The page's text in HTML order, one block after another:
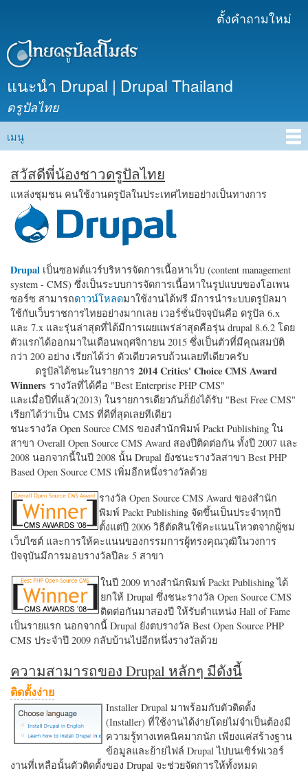
เนื้อหา
ตั้งคำถามใหม่
แนะนำ Drupal | Drupal Thailand
ดรูปัลไทย
Main menu
เมนู
สวัสดีพี่น้องชาวดรูปัลไทย
แหล่งชุมชน คนใช้งานดรูปัลในประเทศไทยอย่างเป็นทางการ
Drupal เป็นซอฟต์แวร์บริหารจัดการเนื้อหาเว็บ (content management
system - CMS) ซึ่งเป็นระบบการจัดการเนื้อหาในรูปแบบของโอเพน
ซอร์ซ สามารถดาวน์โหลดมาใช้งานได้ฟรี มีการนำระบบดรูปัลมา
ใช้กับเว็บราชการไทยอย่างมากเลย เวอร์ชั่นปัจจุบันคือ ดรูปัล 6.x
และ 7.x และรุ่นล่าสุดที่ได้มีการเผยแพร่ล่าสุดคือรุ่น drupal 8.6.2 โดย
ตัวแรกได้ออกมาในเดือนพฤศจิกายน 2015 ซึ่งเป็นตัวที่มีคุณสมบัติ
กว่า 200 อย่าง เรียกได้ว่า ตัวเดียวครบถ้วนเลยทีเดียวครับ
ดรูปัลได้ชนะในรายการ 2014 Critics' Choice CMS Award
Winners รางวัลที่ได้คือ "Best Enterprise PHP CMS"
และเมื่อปีที่แล้ว(2013) ในรายการเดียวกันก็ยังได้รับ "Best Free CMS"
เรียกได้ว่าเป็น CMS ที่ดีที่สุดเลยทีเดียว
ชนะรางวัล Open Source CMS ของสำนักพิมพ์ Packt Publishing ใน
สาขา Overall Open Source CMS Award สองปีติดต่อกัน ทั้งปี 2007 และ
2008 นอกจากนี้ในปี 2008 นั้น Drupal ยังชนะรางวัลสาขา Best PHP
Based Open Source CMS เพิ่มอีกหนึ่งรางวัลด้วย
รางวัล Open Source CMS Award ของสำนัก
พิมพ์ Packt Publishing จัดขึ้นเป็นประจำทุกปี
ตั้งแต่ปี 2006 วิธีตัดสินใช้คะแนนโหวตจากผู้ชม
เว็บไซต์ และการให้คะแนนของกรรมการผู้ทรงคุณวุฒิในวงการ
ปัจจุบันมีการมอบรางวัลปีละ 5 สาขา
ในปี 2009 ทางสำนักพิมพ์ Packt Publishing ได้
ยกให้ Drupal ซึ่งชนะรางวัล Open Source CMS
ติดต่อกันมาสองปี ให้รับตำแหน่ง Hall of Fame
เป็นรายแรก นอกจากนี้ Drupal ยังตบรางวัล Best Open Source PHP
CMS ประจำปี 2009 กลับบ้านไปอีกหนึ่งรางวัลด้วย
ความสามารถของ Drupal หลักๆ มีดังนี้
ติดตั้งง่าย
Installer Drupal มาพร้อมกับตัวติดตั้ง
(Installer) ที่ใช้งานได้ง่ายโดยไม่จำเป็นต้องมี
ความรู้ทางเทคนิคมากนัก เพียงแค่สร้างฐาน
ข้อมูลและย้ายไฟล์ Drupal ไปบนเซิร์ฟเวอร์
งานที่เหลือนั้นตัวติดตั้งของ Drupal จะช่วยจัดการให้ทั้งหมด